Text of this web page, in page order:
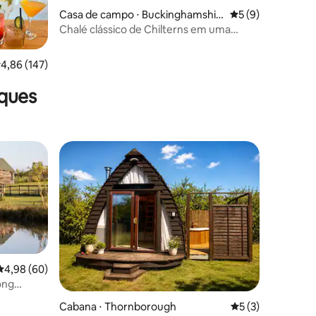
de uma avaliação média de 5, 147 avaliações
4,86 (147)
Casa de campo ⋅ Buckinghamshir
e
5 de uma
5 (9)
Chalé clássico de Chilterns em uma
hóspedes
de uma avaliação média de 5, 60 avaliações
4,98 (60)
Cabana ⋅ Thornborough 5 de uma
5 (3)